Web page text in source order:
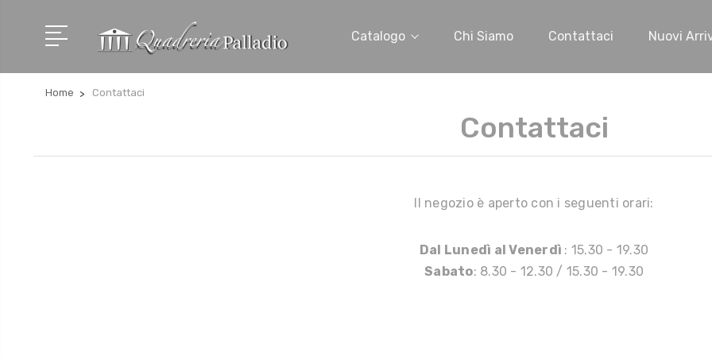
Catalogo Chi Siamo Contattaci Nuovi
Home Contattaci
Contattaci
Il negozio è aperto con i seguenti orari:
Dal Lunedì al Venerdì : 15.30 - 19.30
Sabato: 8.30 - 12.30 / 15.30 - 19.30